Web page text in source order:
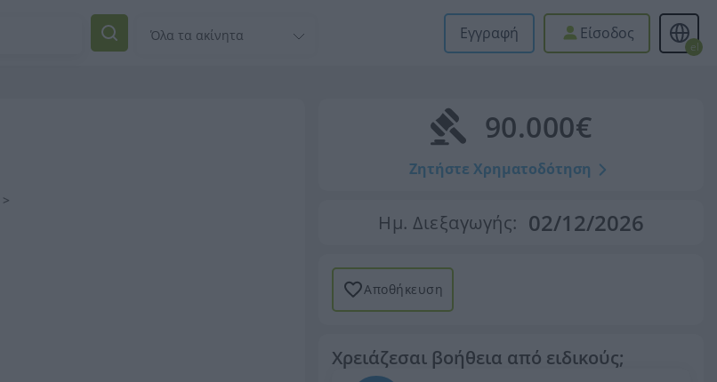
Εγγραφή Είσοδος
el
>
90.000€
Ζητήστε Χρηματοδότηση
Ημ. Διεξαγωγής: 02/12/2026
Αποθήκευση
Χρειάζεσαι βοήθεια από ειδικούς;